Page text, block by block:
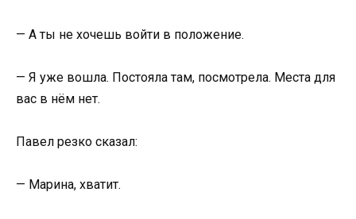
— А ты не хочешь войти в положение.
— Я уже вошла. Постояла там, посмотрела. Места для
вас в нём нет.
Павел резко сказал:
— Марина, хватит.